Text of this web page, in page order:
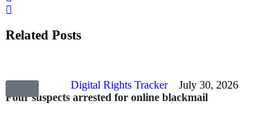
Related Posts
Digital Rights Tracker
July 30, 2026
Four suspects arrested for online blackmail